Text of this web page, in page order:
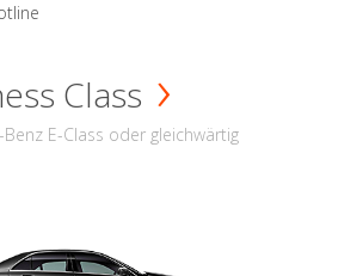
Class
E-Class oder gleichwärtig